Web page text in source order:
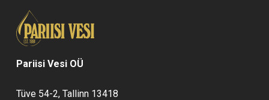
Pariisi Vesi OÜ
Tüve 54-2, Tallinn 13418